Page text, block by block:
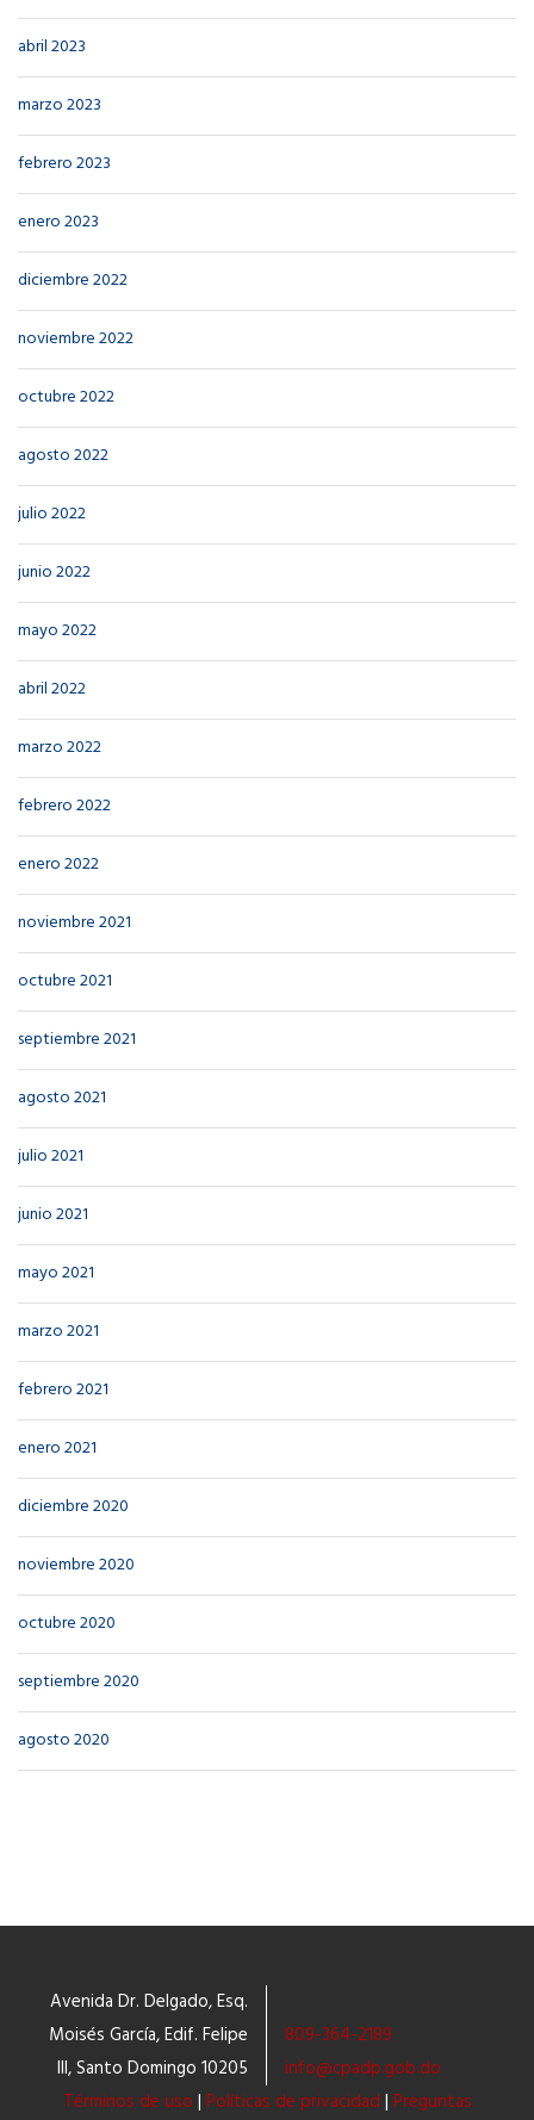
abril 2023
marzo 2023
febrero 2023
enero 2023
diciembre 2022
noviembre 2022
octubre 2022
agosto 2022
julio 2022
junio 2022
mayo 2022
abril 2022
marzo 2022
febrero 2022
enero 2022
noviembre 2021
octubre 2021
septiembre 2021
agosto 2021
julio 2021
junio 2021
mayo 2021
marzo 2021
febrero 2021
enero 2021
diciembre 2020
noviembre 2020
octubre 2020
septiembre 2020
agosto 2020
Avenida Dr. Delgado, Esq.
Moisés García, Edif. Felipe
III, Santo Domingo 10205
809-364-2189
info@cpadp.gob.do
Términos de uso | Políticas de privacidad | Preguntas